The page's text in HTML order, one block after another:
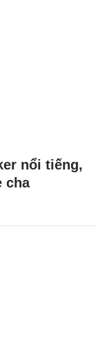
nổi tiếng,
cha